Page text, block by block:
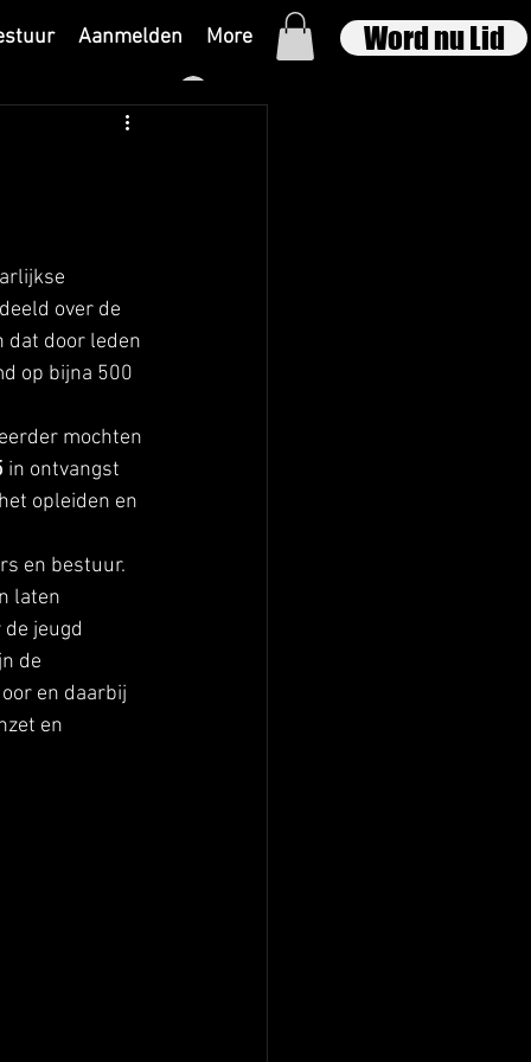
Aanmelden More Word nu Lid
over de
dat door leden
op bijna 500
mochten
in ontvangst
opleiden en
en bestuur.
laten
jeugd
de
en daarbij
en